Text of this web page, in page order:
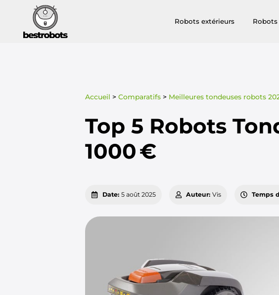
Robots extérieurs Robots
Accueil > Comparatifs > Meilleures tondeuses robots
Top 5 Robots
1000 €
Date: 5 août 2025 Auteur: Vis Temps